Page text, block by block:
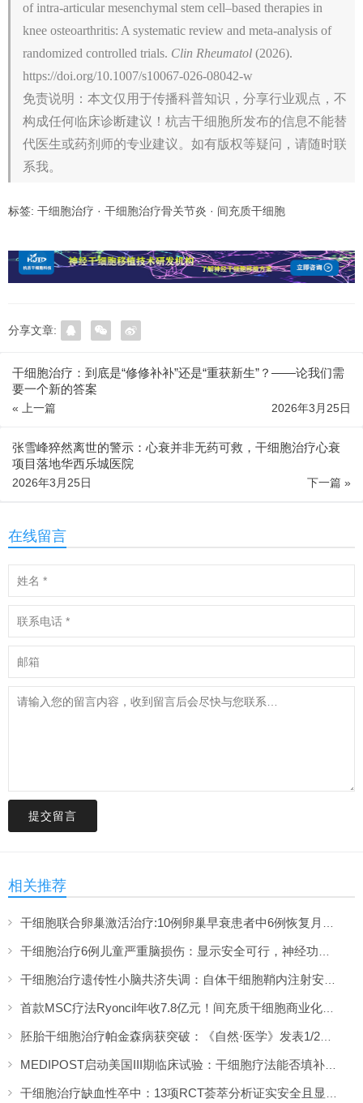
of intra-articular mesenchymal stem cell–based therapies in
knee osteoarthritis: A systematic review and meta-analysis of
randomized controlled trials. Clin Rheumatol (2026).
https://doi.org/10.1007/s10067-026-08042-w
免责说明：本文仅用于传播科普知识，分享行业观点，不
构成任何临床诊断建议！杭吉干细胞所发布的信息不能替
代医生或药剂师的专业建议。如有版权等疑问，请随时联
系我。
标签: 干细胞治疗 · 干细胞治疗骨关节炎 · 间充质干细胞
分享文章:
干细胞治疗：到底是“修修补补”还是“重获新生”？——论我们需
要一个新的答案
« 上一篇 2026年3月25日
张雪峰猝然离世的警示：心衰并非无药可救，干细胞治疗心衰
项目落地华西乐城医院
下一篇 »
2026年3月25日
在线留言
提交留言
相关推荐